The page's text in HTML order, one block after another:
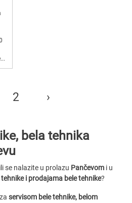
2 ›
bela tehnika
se nalazite u prolazu Pančevom i u
i prodajama bele tehnike?
servisom bele tehnike, belom